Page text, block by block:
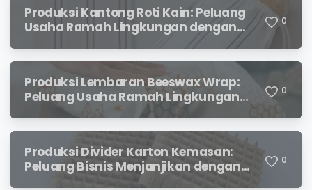
Produksi Kantong Roti Kain: Peluang
Usaha Ramah Lingkungan dengan
0
Produksi Lembaran Beeswax Wrap:
Peluang Usaha Ramah Lingkungan
yang Menjanjikan
0
Produksi Divider Karton Kemasan:
Peluang Bisnis Menjanjikan dengan
Permintaan yang Terus Meningkat
0